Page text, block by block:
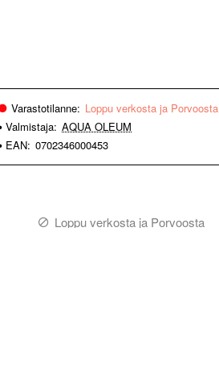
Varastotilanne: Loppu verkosta ja Porvoosta
Valmistaja: AQUA OLEUM
EAN: 0702346000453
Loppu verkosta ja Porvoosta